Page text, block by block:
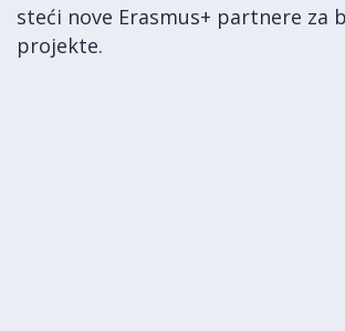
steći nove Erasmus+ partnere za
projekte.